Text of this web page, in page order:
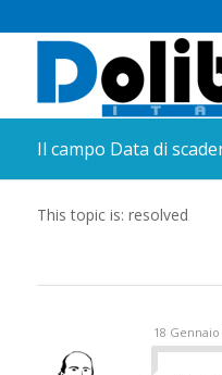
Il campo Data di
This topic is: resolved
18 Gennaio